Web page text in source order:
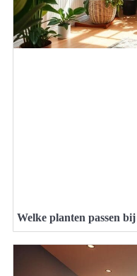
Welke planten passen